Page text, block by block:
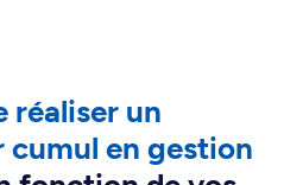
réaliser un
en gestion